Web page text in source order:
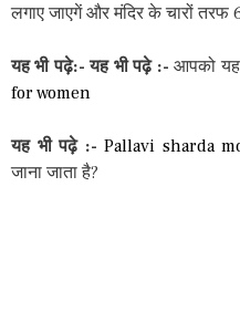
लगाए जाएगें और मंदिर के चारों तरफ
यह भी पढ़े:- यह भी पढ़े :- आपको यह
for women
यह भी पढ़े :- Pallavi sharda
जाना जाता है?